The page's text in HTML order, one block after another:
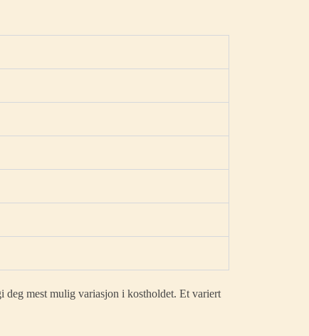
mest mulig variasjon i kostholdet. Et variert